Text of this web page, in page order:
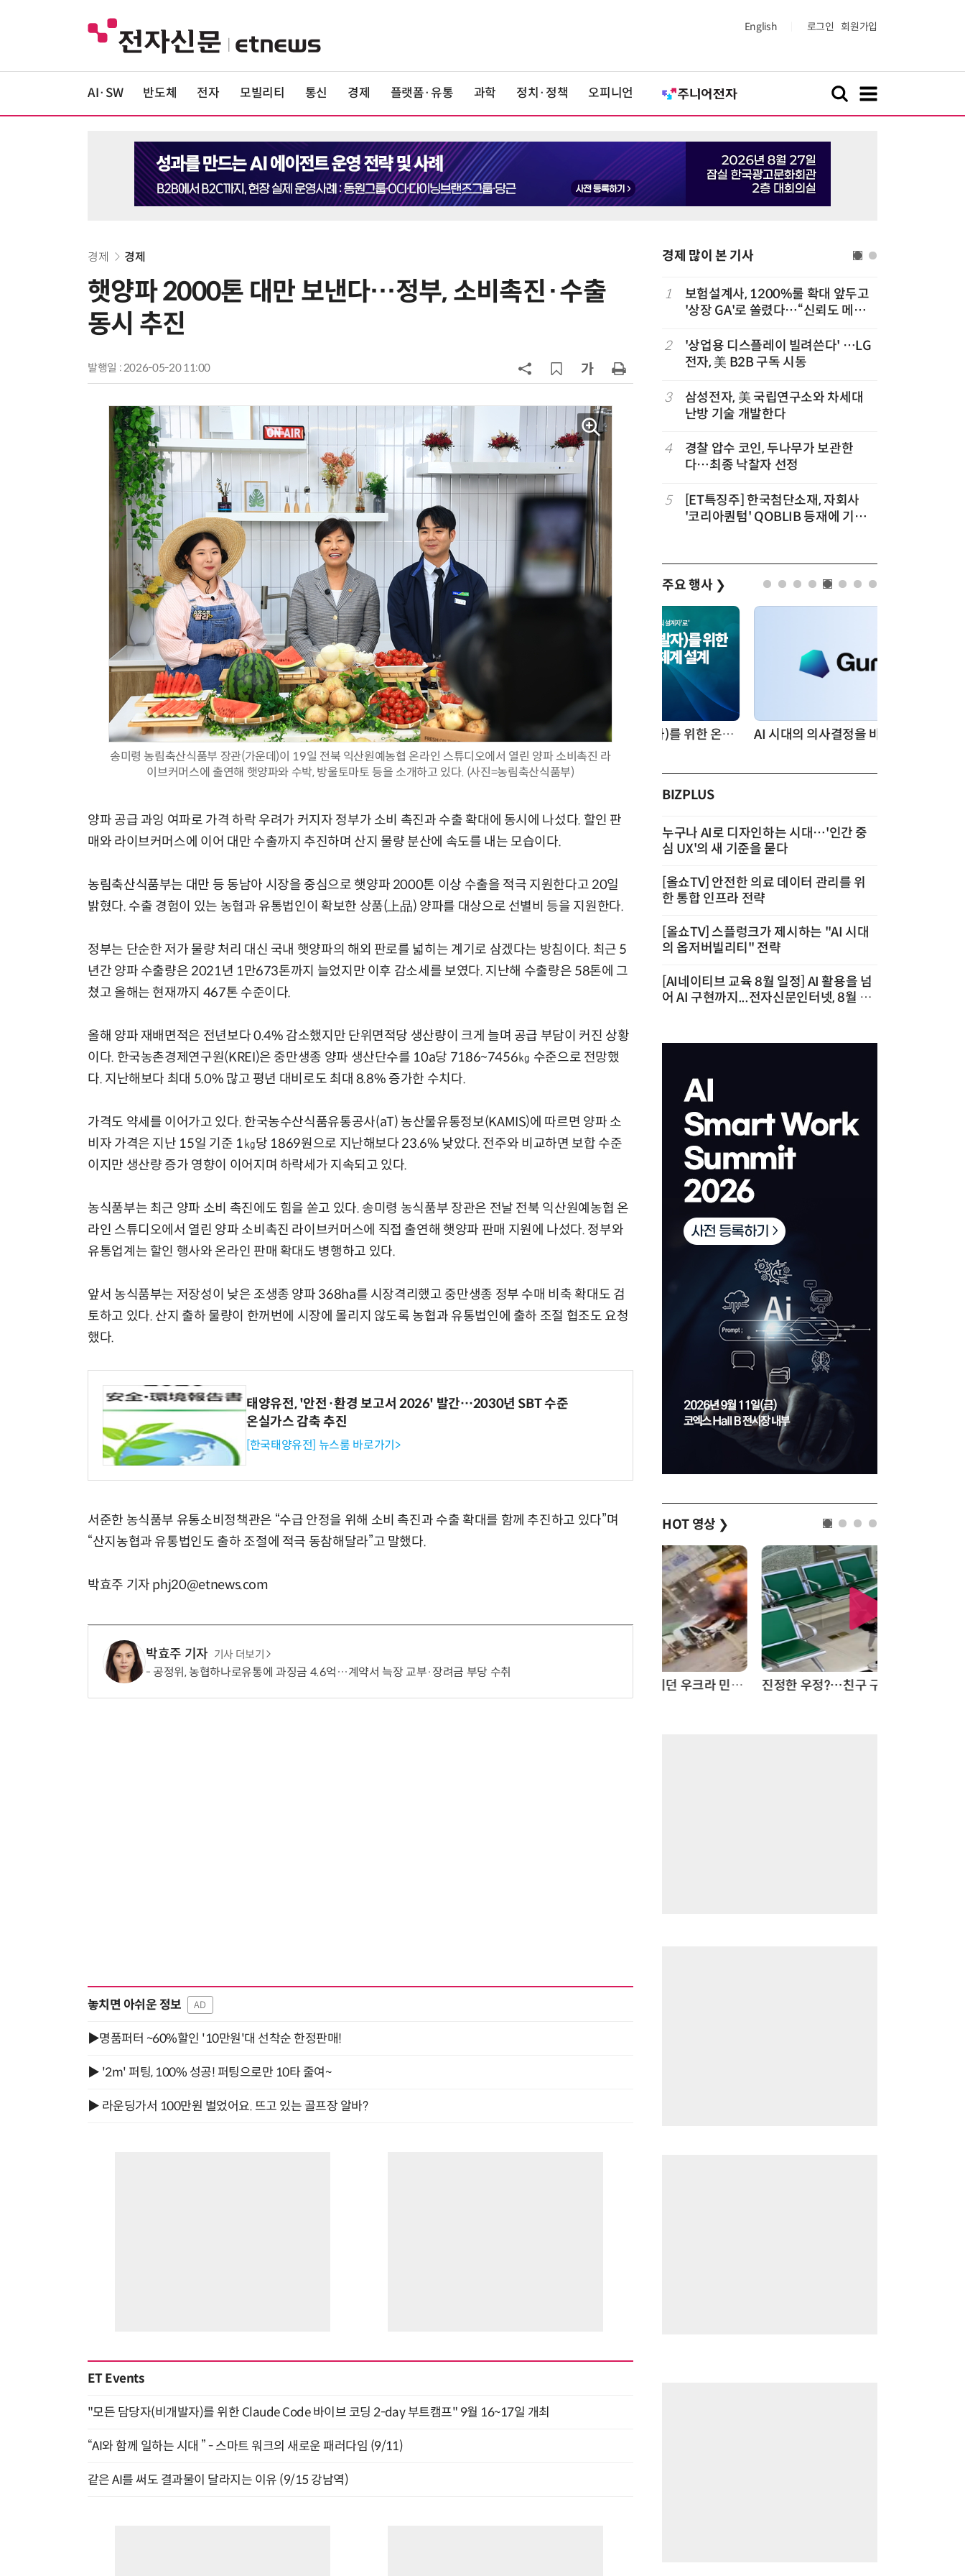
English 로그인 회원가입
AI·SW 반도체 전자 모빌리티 통신 경제 플랫폼·유통 과학 정치·정책 오피니언
경제 경제
햇양파 2000톤 대만 보낸다…정부, 소비촉진·수출
동시 추진
발행일 : 2026-05-20 11:00
송미령 농림축산식품부 장관(가운데)이 19일 전북 익산원예농협 온라인 스튜디오에서 열린 양파 소비촉진 라
이브커머스에 출연해 햇양파와 수박, 방울토마토 등을 소개하고 있다. (사진=농림축산식품부)
양파 공급 과잉 여파로 가격 하락 우려가 커지자 정부가 소비 촉진과 수출 확대에 동시에 나섰다. 할인 판
매와 라이브커머스에 이어 대만 수출까지 추진하며 산지 물량 분산에 속도를 내는 모습이다.
농림축산식품부는 대만 등 동남아 시장을 중심으로 햇양파 2000톤 이상 수출을 적극 지원한다고 20일
밝혔다. 수출 경험이 있는 농협과 유통법인이 확보한 상품(上品) 양파를 대상으로 선별비 등을 지원한다.
정부는 단순한 저가 물량 처리 대신 국내 햇양파의 해외 판로를 넓히는 계기로 삼겠다는 방침이다. 최근 5
년간 양파 수출량은 2021년 1만673톤까지 늘었지만 이후 감소세를 보였다. 지난해 수출량은 58톤에 그
쳤고 올해는 현재까지 467톤 수준이다.
올해 양파 재배면적은 전년보다 0.4% 감소했지만 단위면적당 생산량이 크게 늘며 공급 부담이 커진 상황
이다. 한국농촌경제연구원(KREI)은 중만생종 양파 생산단수를 10a당 7186~7456㎏ 수준으로 전망했
다. 지난해보다 최대 5.0% 많고 평년 대비로도 최대 8.8% 증가한 수치다.
가격도 약세를 이어가고 있다. 한국농수산식품유통공사(aT) 농산물유통정보(KAMIS)에 따르면 양파 소
비자 가격은 지난 15일 기준 1㎏당 1869원으로 지난해보다 23.6% 낮았다. 전주와 비교하면 보합 수준
이지만 생산량 증가 영향이 이어지며 하락세가 지속되고 있다.
농식품부는 최근 양파 소비 촉진에도 힘을 쏟고 있다. 송미령 농식품부 장관은 전날 전북 익산원예농협 온
라인 스튜디오에서 열린 양파 소비촉진 라이브커머스에 직접 출연해 햇양파 판매 지원에 나섰다. 정부와
유통업계는 할인 행사와 온라인 판매 확대도 병행하고 있다.
앞서 농식품부는 저장성이 낮은 조생종 양파 368ha를 시장격리했고 중만생종 정부 수매 비축 확대도 검
토하고 있다. 산지 출하 물량이 한꺼번에 시장에 몰리지 않도록 농협과 유통법인에 출하 조절 협조도 요청
했다.
태양유전, '안전·환경 보고서 2026' 발간…2030년 SBT 수준
온실가스 감축 추진
[한국태양유전] 뉴스룸 바로가기>
서준한 농식품부 유통소비정책관은 “수급 안정을 위해 소비 촉진과 수출 확대를 함께 추진하고 있다”며
“산지농협과 유통법인도 출하 조절에 적극 동참해달라”고 말했다.
박효주 기자 phj20@etnews.com
박효주 기자 기사 더보기
공정위, 농협하나로유통에 과징금 4.6억…계약서 늑장 교부·장려금 부당 수취
놓치면 아쉬운 정보 AD
▶명품퍼터 ~60%할인 '10만원'대 선착순 한정판매!
▶ '2m' 퍼팅, 100% 성공! 퍼팅으로만 10타 줄여~
▶ 라운딩가서 100만원 벌었어요. 뜨고 있는 골프장 알바?
ET Events
"모든 담당자(비개발자)를 위한 Claude Code 바이브 코딩 2-day 부트캠프" 9월 16~17일 개최
“AI와 함께 일하는 시대 ” - 스마트 워크의 새로운 패러다임 (9/11)
같은 AI를 써도 결과물이 달라지는 이유 (9/15 강남역)
경제 많이 본 기사
6
6월 경상수지 497억달러 '역대 최
영…“생태계 성장 기반 확충”
서민 신용평가 사각지대 메운다
9
KB차차차 “포르쉐 브랜드 중고차 판
매량 1위는 '포르쉐 카이엔'”
[人사이트] 조성일 KDAC 대표 “국세
청 수탁은 시작…공공 가상자산 표
준 만들겠다”
1
보험설계사, 1200%룰 확대 앞두고
'상장 GA'로 쏠렸다…“신뢰도 메리
2
'상업용 디스플레이 빌려쓴다' …LG
전자, 美 B2B 구독 시동
3
삼성전자, 美 국립연구소와 차세대
난방 기술 개발한다
4
경찰 압수 코인, 두나무가 보관한
다…최종 낙찰자 선정
5
[ET특징주] 한국첨단소재, 자회사
'코리아퀀텀' QOBLIB 등재에 기대
주요 행사 ❯
체계화 된 데이터가 곧 AI 시대의 경쟁력이다 현업에서 바로 쓰는 "하네스 엔지니어링" 실습 교육 AI 시대의 의사결정을 바꾸는 수리최적화(Optimization): 실제 산업 적용 사례와 활용 전략
BIZPLUS
누구나 AI로 디자인하는 시대…'인간 중
심 UX'의 새 기준을 묻다
[올쇼TV] 안전한 의료 데이터 관리를 위
한 통합 인프라 전략
[올쇼TV] 스플렁크가 제시하는 "AI 시대
의 옵저버빌리티" 전략
[AI네이티브 교육 8월 일정] AI 활용을 넘
어 AI 구현까지...전자신문인터넷, 8월 실
HOT 영상 ❯
진정한 우정?…친구 구하려다 둘 다 의자 틈에 목이 낀 순간